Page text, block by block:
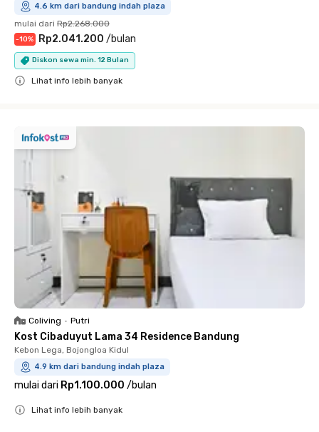
4.6 km dari bandung indah plaza
mulai dari Rp2.268.000
-10% Rp2.041.200 /bulan
Diskon sewa min. 12 Bulan
Lihat info lebih banyak
Coliving • Putri
Kost Cibaduyut Lama 34 Residence Bandung
Kebon Lega, Bojongloa Kidul
4.9 km dari bandung indah plaza
mulai dari Rp1.100.000 /bulan
Lihat info lebih banyak